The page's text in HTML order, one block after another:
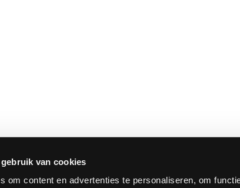
van cookies
om content en advertenties te personaliseren, om